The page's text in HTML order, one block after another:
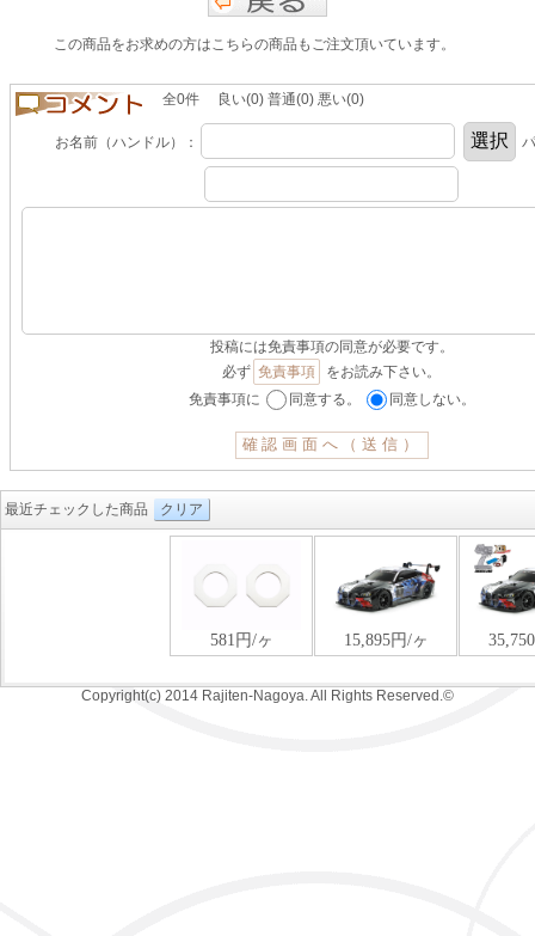
この商品をお求めの方はこちらの商品もご注文頂いています。
全0件 良い(0) 普通(0) 悪い(0)
お名前（ハンドル）：
投稿には免責事項の同意が必要です。
必ず 免責事項
をお読み下さい。
免責事項に
同意する。 同意しない。
最近チェックした商品 クリア
Copyright(c) 2014 Rajiten-Nagoya. All Rights Reserved.©